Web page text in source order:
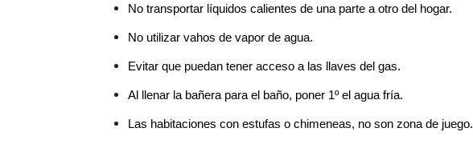
No transportar líquidos calientes de una parte a otro del hogar.
No utilizar vahos de vapor de agua.
Evitar que puedan tener acceso a las llaves del gas.
Al llenar la bañera para el baño, poner 1º el agua fría.
Las habitaciones con estufas o chimeneas, no son zona de juego.